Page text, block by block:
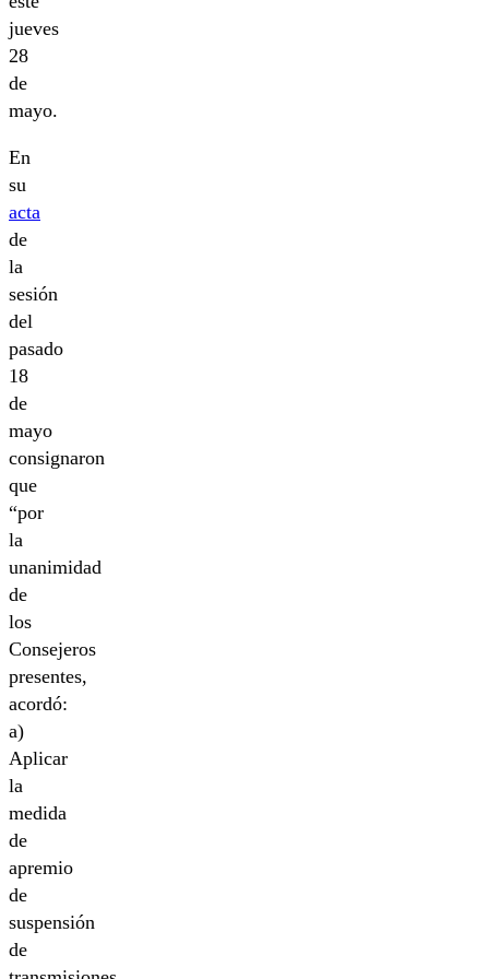
jueves
28
de
mayo.
En
su
acta
de
la
sesión
del
pasado
18
de
mayo
consignaron
que
“por
la
unanimidad
de
los
Consejeros
presentes,
acordó:
a)
Aplicar
la
medida
de
apremio
de
suspensión
de